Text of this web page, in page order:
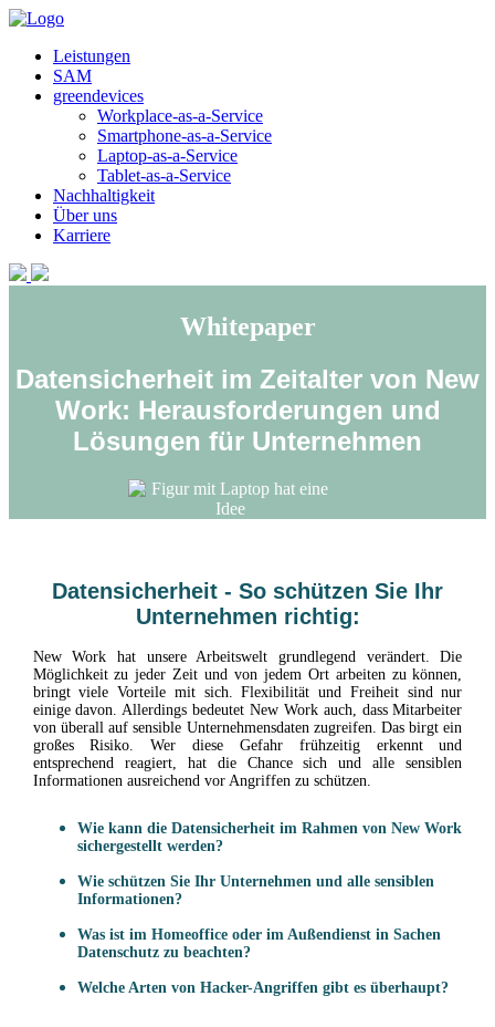
Leistungen
SAM
greendevices
Workplace-as-a-Service
Smartphone-as-a-Service
Laptop-as-a-Service
Tablet-as-a-Service
Nachhaltigkeit
Über uns
Karriere
Whitepaper
Datensicherheit im Zeitalter von New
Work: Herausforderungen und
Lösungen für Unternehmen
Datensicherheit - So schützen Sie Ihr
Unternehmen richtig:
New Work hat unsere Arbeitswelt grundlegend verändert. Die
Möglichkeit zu jeder Zeit und von jedem Ort arbeiten zu können,
bringt viele Vorteile mit sich. Flexibilität und Freiheit sind nur
einige davon. Allerdings bedeutet New Work auch, dass Mitarbeiter
von überall auf sensible Unternehmensdaten zugreifen. Das birgt ein
großes Risiko. Wer diese Gefahr frühzeitig erkennt und
entsprechend reagiert, hat die Chance sich und alle sensiblen
Informationen ausreichend vor Angriffen zu schützen.
Wie kann die Datensicherheit im Rahmen von New Work
sichergestellt werden?
Wie schützen Sie Ihr Unternehmen und alle sensiblen
Informationen?
Was ist im Homeoffice oder im Außendienst in Sachen
Datenschutz zu beachten?
Welche Arten von Hacker-Angriffen gibt es überhaupt?